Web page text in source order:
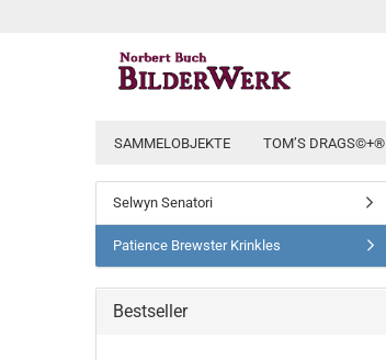
SAMMELOBJEKTE TOM’S DRAGS©+®
Selwyn Senatori
Patience Brewster Krinkles
Bestseller